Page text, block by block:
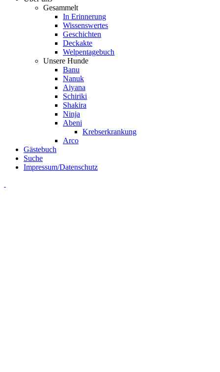
Gesammelt
In Erinnerung
Wissenswertes
Geschichten
Deckakte
Welpentagebuch
Unsere Hunde
Banu
Nanuk
Aiyana
Schiriki
Shakira
Ninja
Abeni
Krebserkrankung
Arco
Gästebuch
Suche
Impressum/Datenschutz